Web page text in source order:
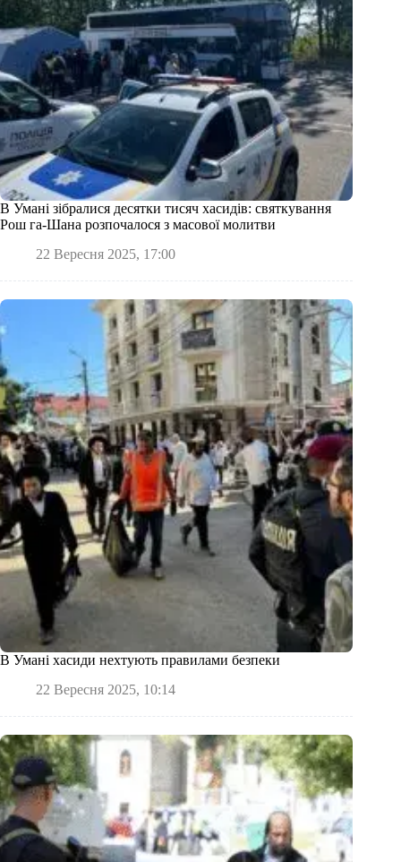
В Умані зібралися десятки тисяч хасидів: святкування
Рош га-Шана розпочалося з масової молитви
22 Вересня 2025, 17:00
В Умані хасиди нехтують правилами безпеки
22 Вересня 2025, 10:14